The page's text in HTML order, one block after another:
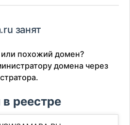
занят
или похожий домен?
домена через
реестре